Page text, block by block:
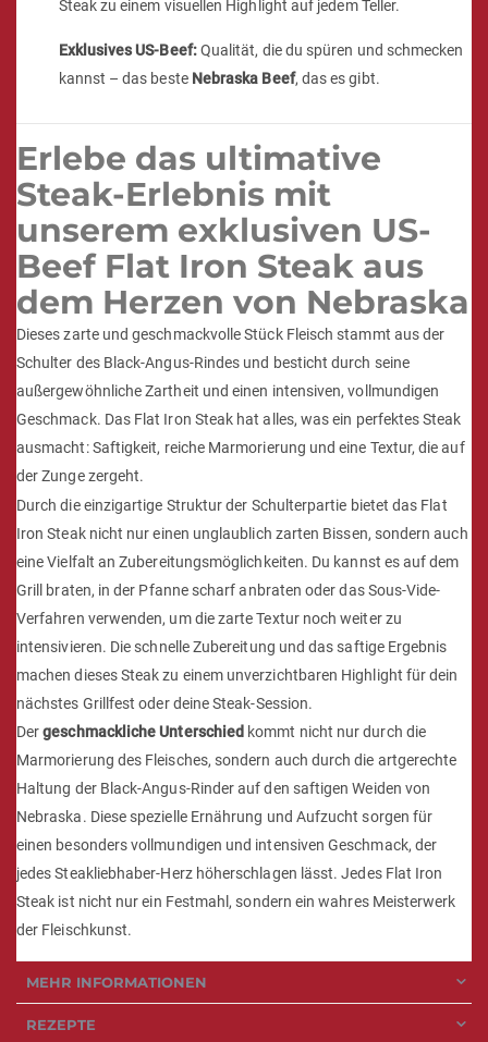
Steak zu einem visuellen Highlight auf jedem Teller.
Exklusives US-Beef:Qualität, die du spüren und schmecken
kannst – das beste Nebraska Beef, das es gibt.
Erlebe das ultimative
Steak-Erlebnis mit
unserem exklusiven US-
Beef Flat Iron Steak aus
dem Herzen von Nebraska
Dieses zarte und geschmackvolle Stück Fleisch stammt aus der
Schulter des Black-Angus-Rindes und besticht durch seine
außergewöhnliche Zartheit und einen intensiven, vollmundigen
Geschmack. Das Flat Iron Steak hat alles, was ein perfektes Steak
ausmacht: Saftigkeit, reiche Marmorierung und eine Textur, die auf
der Zunge zergeht.
Durch die einzigartige Struktur der Schulterpartie bietet das Flat
Iron Steak nicht nur einen unglaublich zarten Bissen, sondern auch
eine Vielfalt an Zubereitungsmöglichkeiten. Du kannst es auf dem
Grill braten, in der Pfanne scharf anbraten oder das Sous-Vide-
Verfahren verwenden, um die zarte Textur noch weiter zu
intensivieren. Die schnelle Zubereitung und das saftige Ergebnis
machen dieses Steak zu einem unverzichtbaren Highlight für dein
nächstes Grillfest oder deine Steak-Session.
Dergeschmackliche Unterschied kommt nicht nur durch die
Marmorierung des Fleisches, sondern auch durch die artgerechte
Haltung der Black-Angus-Rinder auf den saftigen Weiden von
Nebraska. Diese spezielle Ernährung und Aufzucht sorgen für
einen besonders vollmundigen und intensiven Geschmack, der
jedes Steakliebhaber-Herz höherschlagen lässt. Jedes Flat Iron
Steak ist nicht nur ein Festmahl, sondern ein wahres Meisterwerk
der Fleischkunst.
MEHR INFORMATIONEN
REZEPTE